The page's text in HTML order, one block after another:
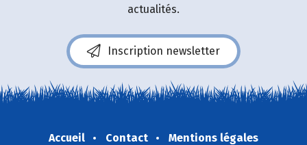
actualités.
Inscription newsletter
Accueil Contact
Mentions légales